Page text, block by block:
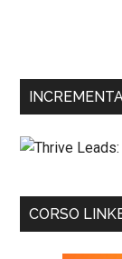
CORSO